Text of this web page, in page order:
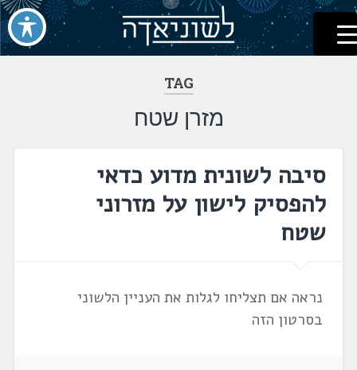
דלג
לתוכן
לשוניאדה
עברית. לשון. שפה
TAG
מזרן שטח
סיבה לשונית מדוע כדאי
להפסיק לישון על מזרוני
שטח
נראה אם תצליחו לגלות את העניין הלשוני
בסרטון הזה